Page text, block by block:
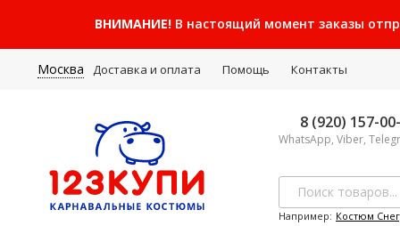
ВНИМАНИЕ!В настоящий момент заказы
Москва Доставка и оплата Помощь Контакты
8 (920) 157-
WhatsApp, Viber,
Например: Костюм